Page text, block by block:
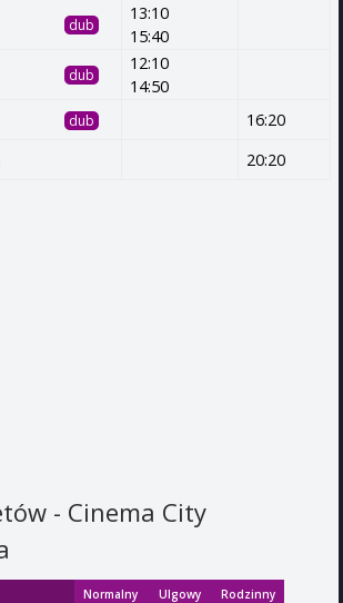
dub
13:10
15:40
dub
12:10
14:50
dub
16:20
20:20
- Cinema City
Normalny Ulgowy Rodzinny